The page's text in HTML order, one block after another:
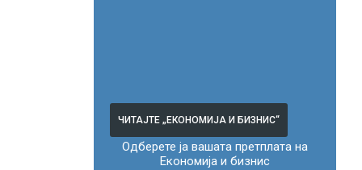
ЧИТАЈТЕ „ЕКОНОМИЈА И БИЗНИС“
Одберете ја вашата претплата на
Економија и бизнис